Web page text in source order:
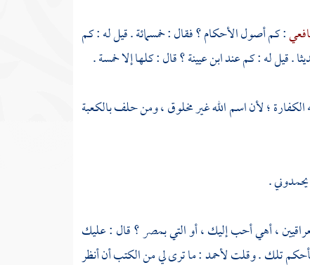
: كم أصول الأحكام ؟ فقال : خمسمائة . قيل له : كم
. قيل له : كم عندابن عيينة؟ قال : كلها إلا خمسة .
؛ لأن اسم الله غير مخلوق ، ومن حلفبالكعبة
.
، أهي أحب إليك ، أو التيبمصر؟ قال : عليك
تلك . وقلتلأحمد: ما ترى لي من الكتب أن أنظر